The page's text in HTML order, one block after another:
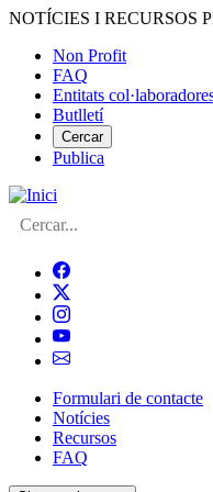
Vés
contingut
NOTÍCIES I RECURSOS
Menú
del
compte
d'usuari
Non Profit
FAQ
Entitats
Butlletí
Cercar
Publica
Cerca
Navegació
principal
de
Formulari de contacte
Notícies
Recursos
FAQ